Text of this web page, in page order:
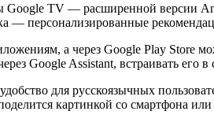
Google TV — расширенной версии
персонализированные
а через Google Play Store
Google Assistant, встраивать его
для русскоязычных
картинкой со